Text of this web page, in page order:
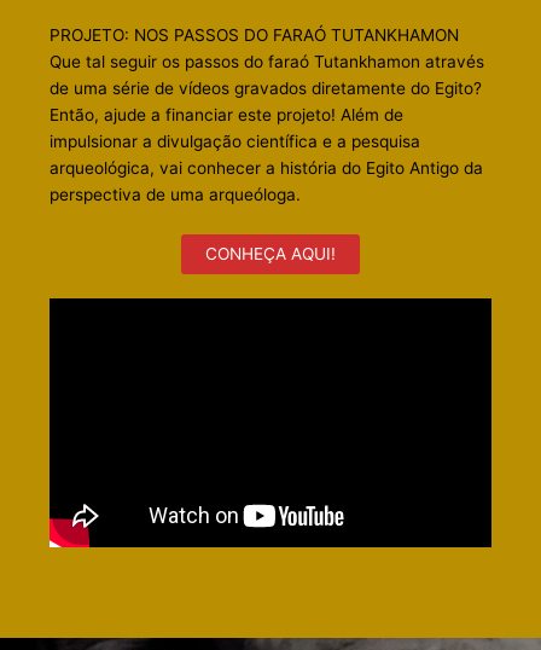
PROJETO: NOS PASSOS DO FARAÓ TUTANKHAMON
Que tal seguir os passos do faraó Tutankhamon através
de uma série de vídeos gravados diretamente do Egito?
Então, ajude a financiar este projeto! Além de
impulsionar a divulgação científica e a pesquisa
arqueológica, vai conhecer a história do Egito Antigo da
perspectiva de uma arqueóloga.
CONHEÇA AQUI!